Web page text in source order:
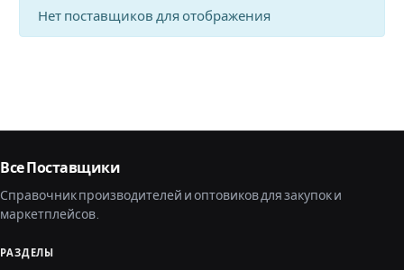
Нет поставщиков для отображения
Все Поставщики
Справочник производителей и оптовиков для закупок и
маркетплейсов.
РАЗДЕЛЫ